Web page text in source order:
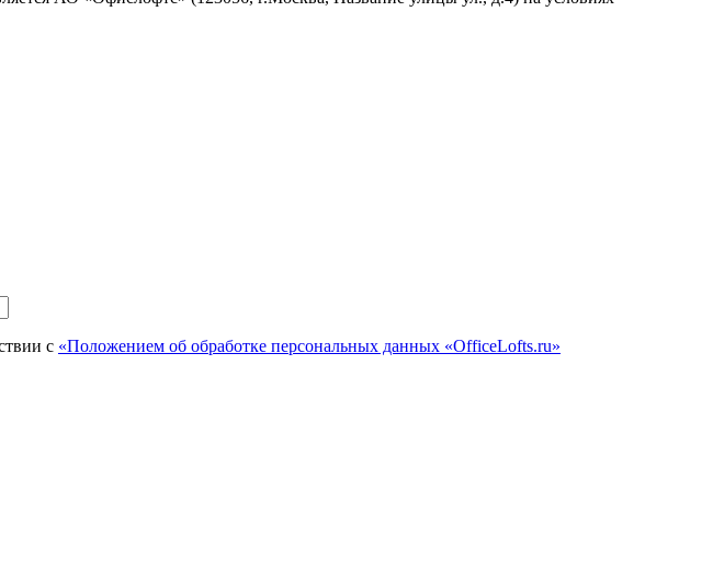
с «Положением об обработке персональных данных «OfficeLofts.ru»